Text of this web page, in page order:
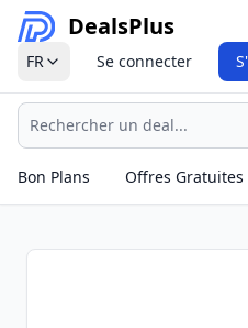
DealsPlus
FR Se connecter
Recherche
Bon Plans
Offres Gratuites